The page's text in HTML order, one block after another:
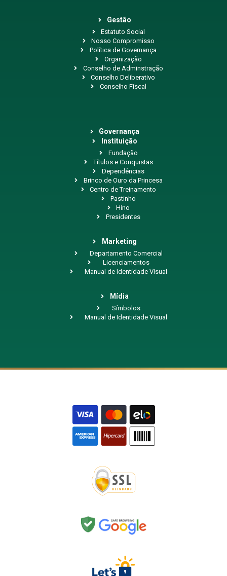
Gestão
Estatuto Social
Nosso Compromisso
Política de Governança
Organização
Conselho de Adminstração
Conselho Deliberativo
Conselho Fiscal
Governança
Instituição
Fundação
Títulos e Conquistas
Dependências
Brinco de Ouro da Princesa
Centro de Treinamento
Pastinho
Hino
Presidentes
Marketing
Departamento Comercial
Licenciamentos
Manual de Identidade Visual
Mídia
Símbolos
Manual de Identidade Visual